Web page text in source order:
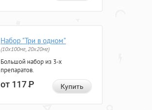
Набор "Три в одном"
(10x100мг, 20x20мг)
Большой набор из 3-х
препаратов.
от 117Р Купить